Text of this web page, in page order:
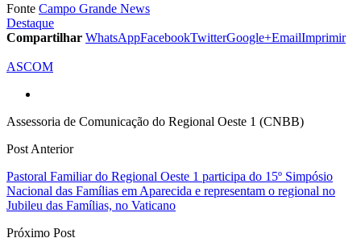
Fonte Campo Grande News
Destaque
Compartilhar WhatsAppFacebookTwitterGoogle+EmailImprimir
ASCOM
Assessoria de Comunicação do Regional Oeste 1 (CNBB)
Post Anterior
Pastoral Familiar do Regional Oeste 1 participa do 15º Simpósio
Nacional das Famílias em Aparecida e representam o regional no
Jubileu das Famílias, no Vaticano
Próximo Post